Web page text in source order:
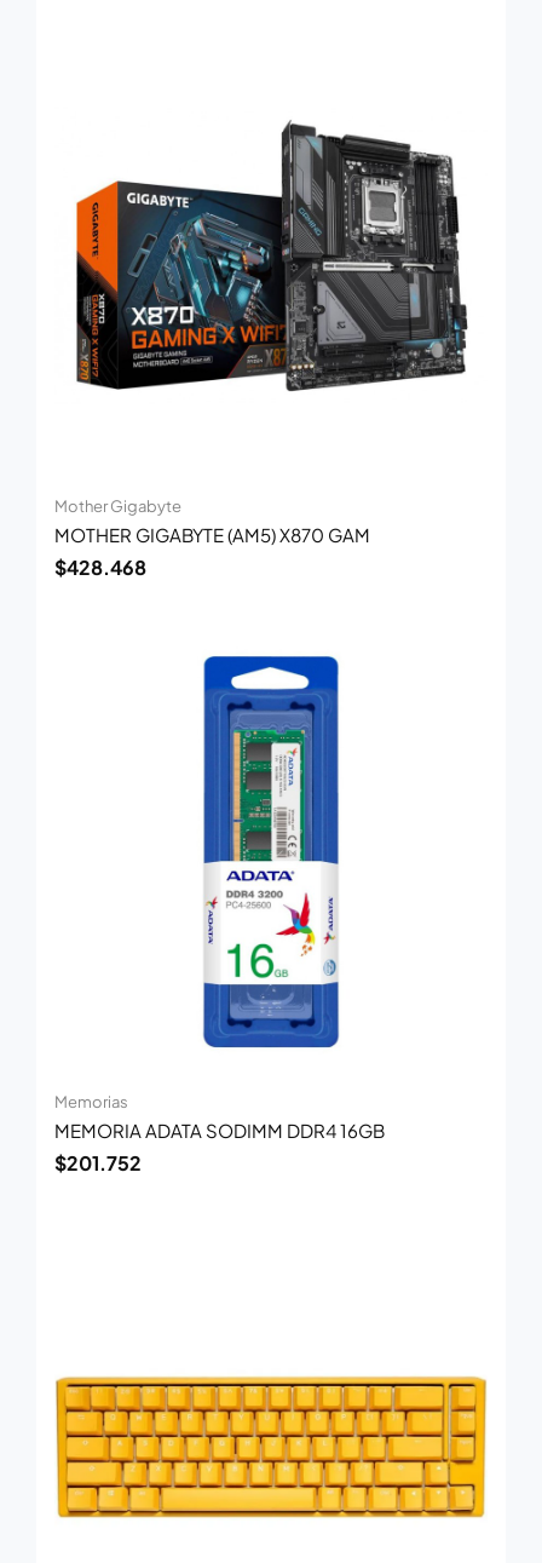
Mother Gigabyte
MOTHER GIGABYTE (AM5) X870 GAM
$428.468
Memorias
MEMORIA ADATA SODIMM DDR4 16GB
$201.752